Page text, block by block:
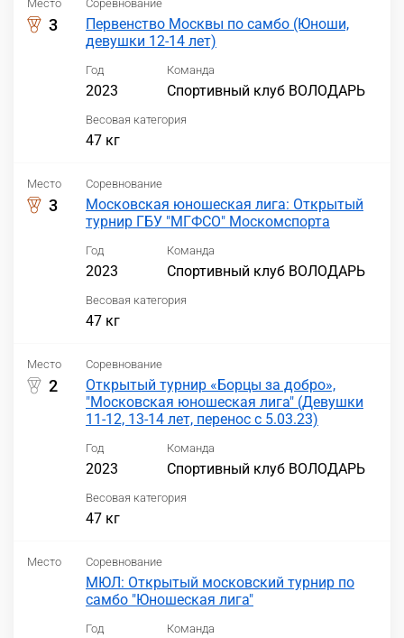
Место
3
Соревнование
Первенство Москвы по самбо (Юноши,
девушки 12-14 лет)
Год
2023
Команда
Спортивный клуб ВОЛОДАРЬ
Весовая категория
47 кг
Место
3
Соревнование
Московская юношеская лига: Открытый
турнир ГБУ "МГФСО" Москомспорта
Год
2023
Команда
Спортивный клуб ВОЛОДАРЬ
Весовая категория
47 кг
Место
2
Соревнование
Открытый турнир «Борцы за добро»,
"Московская юношеская лига" (Девушки
11-12, 13-14 лет, перенос с 5.03.23)
Год
2023
Команда
Спортивный клуб ВОЛОДАРЬ
Весовая категория
47 кг
Место Соревнование
МЮЛ: Открытый московский турнир по
самбо "Юношеская лига"
Год Команда